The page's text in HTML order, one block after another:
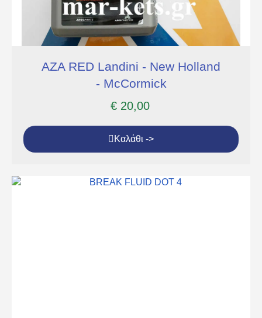
AZA RED Landini - New Holland
- McCormick
€20,00
Καλάθι ->